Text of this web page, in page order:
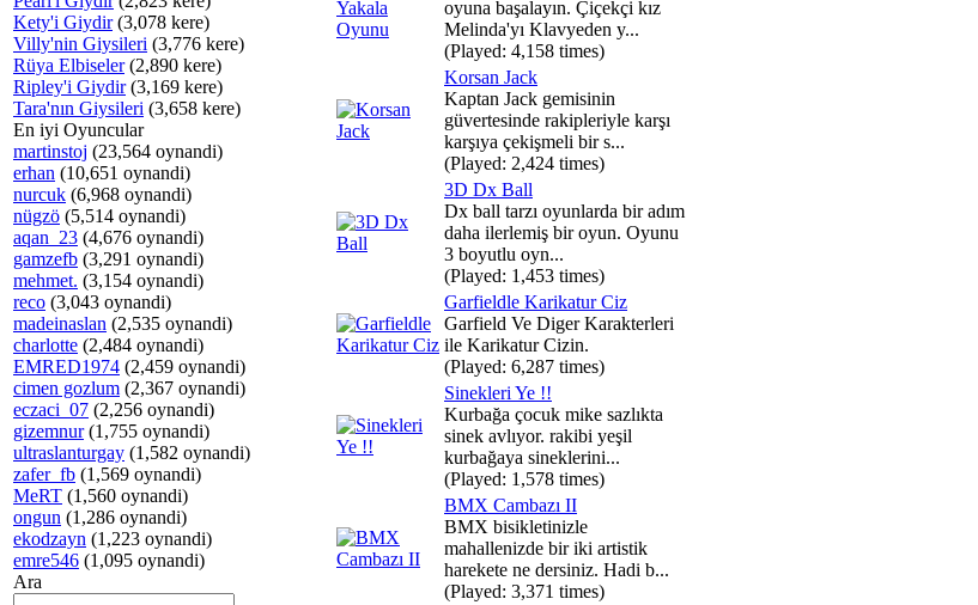
Kety'i Giydir(3,078 kere)
Villy'nin Giysileri (3,776 kere)
Rüya Elbiseler(2,890 kere)
Ripley'i Giydir(3,169 kere)
Tara'nın Giysileri (3,658 kere)
En iyi Oyuncular
martinstoj (23,564 oynandi)
erhan (10,651 oynandi)
nurcuk (6,968 oynandi)
nügzö (5,514 oynandi)
aqan_23 (4,676 oynandi)
gamzefb (3,291 oynandi)
mehmet. (3,154 oynandi)
reco (3,043 oynandi)
madeinaslan (2,535 oynandi)
charlotte (2,484 oynandi)
EMRED1974 (2,459 oynandi)
cimen gozlum (2,367 oynandi)
eczaci_07 (2,256 oynandi)
gizemnur(1,755 oynandi)
ultraslanturgay (1,582 oynandi)
zafer_fb (1,569 oynandi)
MeRT (1,560 oynandi)
ongun (1,286 oynandi)
ekodzayn (1,223 oynandi)
emre546 (1,095 oynandi)
Ara
oyuna başalayın. Çiçekçi kız
Melinda'yı Klavyeden y...
(Played: 4,158 times)
Korsan Jack
Kaptan Jack gemisinin
güvertesinde rakipleriyle karşı
karşıya çekişmeli bir s...
(Played: 2,424 times)
3D Dx Ball
Dx ball tarzı oyunlarda bir adım
daha ilerlemiş bir oyun. Oyunu
3 boyutlu oyn...
(Played: 1,453 times)
Garfieldle Karikatur Ciz
Garfield Ve Diger Karakterleri
ile Karikatur Cizin.
(Played: 6,287 times)
Sinekleri Ye !!
Kurbağa çocuk mike sazlıkta
sinek avlıyor. rakibi yeşil
kurbağaya sineklerini...
(Played: 1,578 times)
BMX Cambazı II
BMX bisikletinizle
mahallenizde bir iki artistik
harekete ne dersiniz. Hadi b...
(Played: 3,371 times)